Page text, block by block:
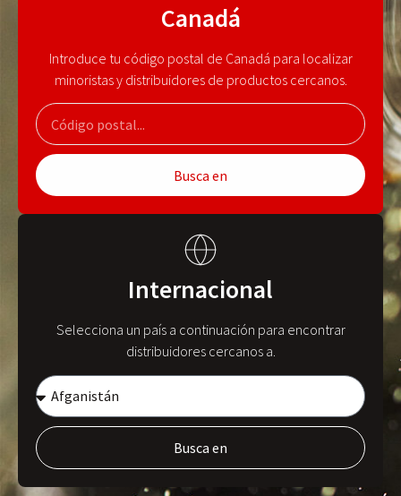
Canadá
Introduce tu código postal de Canadá para localizar
minoristas y distribuidores de productos cercanos.
Busca en
Internacional
Selecciona un país a continuación para encontrar
distribuidores cercanos a.
Busca en